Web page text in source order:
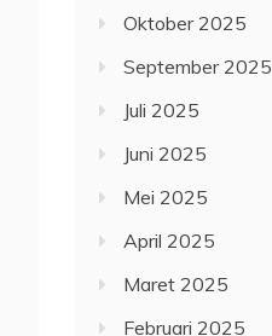
Oktober 2025
September 2025
Juli 2025
Juni 2025
Mei 2025
April 2025
Maret 2025
Februari 2025